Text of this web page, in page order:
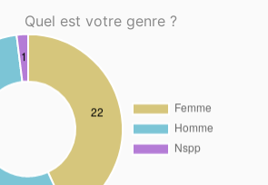
Quel est votre genre ?